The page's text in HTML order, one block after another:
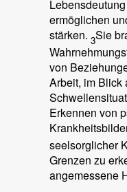
ermöglichen
stärken. 3Sie
von
Arbeit, im Blick
Erkennen von
seelsorglicher
Grenzen zu
angemessene